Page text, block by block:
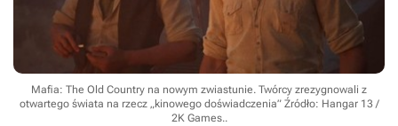
Mafia: The Old Country na nowym zwiastunie. Twórcy zrezygnowali z
otwartego świata na rzecz „kinowego doświadczenia” Źródło: Hangar 13 /
2K Games..